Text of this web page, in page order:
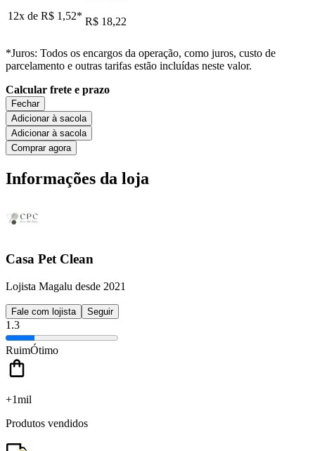
12x de R$ 1,52* R$ 18,22
*Juros: Todos os encargos da operação, como juros, custo de
parcelamento e outras tarifas estão incluídas neste valor.
Calcular frete e prazo
Fechar
Adicionar à sacola
Adicionar à sacola
Comprar agora
Informações da loja
Casa Pet Clean
Lojista Magalu desde 2021
Fale com lojista Seguir
1.3
RuimÓtimo
+1mil
Produtos vendidos